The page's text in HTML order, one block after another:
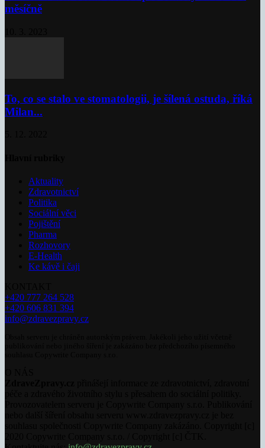
měsíčně
To, co se stalo ve stomatologii, je šílená ostuda, říká
Milan...
Aktuality
Zdravotnictví
Politika
Sociální věci
Pojištění
Pharma
Rozhovory
E-Health
Ke kávě i čaji
+420 777 264 528
+420 606 831 394
info@zdravezpravy.cz